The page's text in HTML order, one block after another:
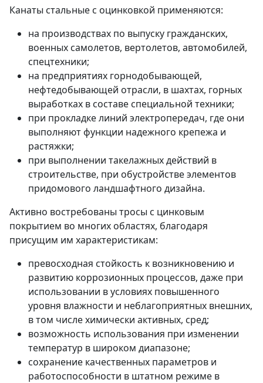
Канаты стальные с оцинковкой применяются:
на производствах по выпуску гражданских,
военных самолетов, вертолетов, автомобилей,
спецтехники;
на предприятиях горнодобывающей,
нефтедобывающей отрасли, в шахтах, горных
выработках в составе специальной техники;
при прокладке линий электропередач, где они
выполняют функции надежного крепежа и
растяжки;
при выполнении такелажных действий в
строительстве, при обустройстве элементов
придомового ландшафтного дизайна.
Активно востребованы тросы с цинковым
покрытием во многих областях, благодаря
присущим им характеристикам:
превосходная стойкость к возникновению и
развитию коррозионных процессов, даже при
использовании в условиях повышенного
уровня влажности и неблагоприятных внешних,
в том числе химически активных, сред;
возможность использования при изменении
температур в широком диапазоне;
сохранение качественных параметров и
работоспособности в штатном режиме в